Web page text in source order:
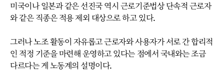
미국이나 일본과 같은 선진국 역시 근로기준법상 단속적 근로자
와 같은 직종은 적용 제외 대상으로 하고 있다.
그러나 노조 활동이 자유롭고 근로자와 사용자가 서로 간 합리적
인 적정 기준을 마련해 운영하고 있다는 점에서 국내와는 조금
다르다는 게 노동계의 설명이다.